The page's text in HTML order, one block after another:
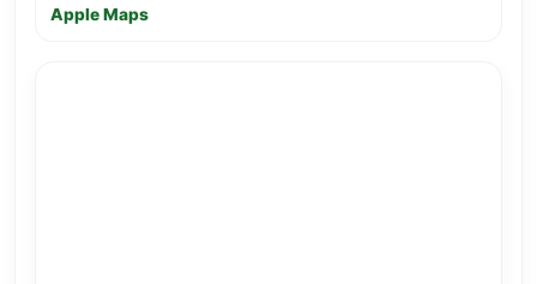
Apple Maps